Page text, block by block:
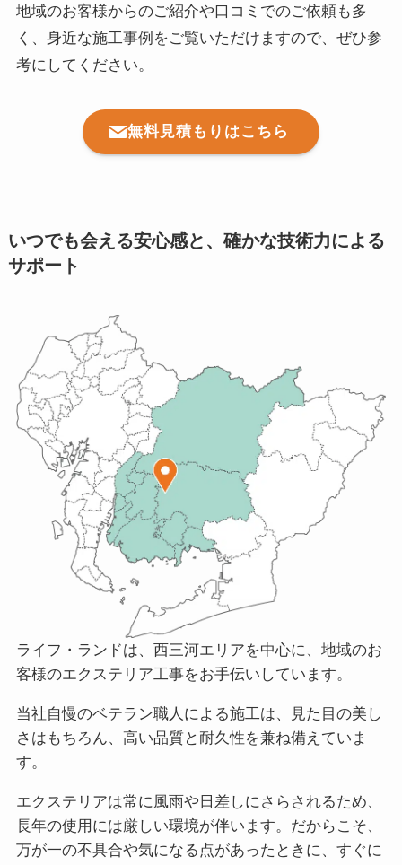
地域のお客様からのご紹介や口コミでのご依頼も多
く、身近な施工事例をご覧いただけますので、ぜひ参
考にしてください。
無料見積もりはこちら
いつでも会える安心感と、確かな技術力による
サポート
ライフ・ランドは、西三河エリアを中心に、地域のお
客様のエクステリア工事をお手伝いしています。
当社自慢のベテラン職人による施工は、見た目の美し
さはもちろん、高い品質と耐久性を兼ね備えていま
す。
エクステリアは常に風雨や日差しにさらされるため、
長年の使用には厳しい環境が伴います。だからこそ、
万が一の不具合や気になる点があったときに、すぐに